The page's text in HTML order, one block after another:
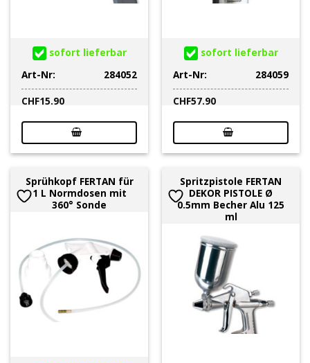
sofort lieferbar
Art-Nr:
284052
CHF15.90
sofort lieferbar
Art-Nr:
284059
CHF57.90
Sprühkopf FERTAN für
1 L Normdosen mit
360° Sonde
Spritzpistole FERTAN
DEKOR PISTOLE Ø
0.5mm Becher Alu 125
ml